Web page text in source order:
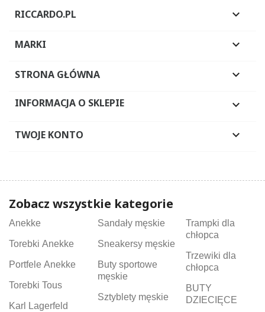
RICCARDO.PL 
MARKI 
STRONA GŁÓWNA 
INFORMACJA O SKLEPIE 
TWOJE KONTO 
Zobacz wszystkie kategorie
Anekke
Torebki Anekke
Portfele Anekke
Torebki Tous
Karl Lagerfeld
Sandały męskie
Sneakersy męskie
Buty sportowe
męskie
Sztyblety męskie
Trampki dla
chłopca
Trzewiki dla
chłopca
BUTY
DZIECIĘCE